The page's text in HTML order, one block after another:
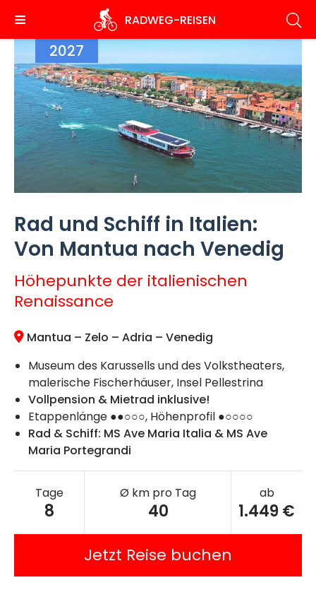
zum
Inhalt
RADWEG-REISEN
2027
Rad und Schiff in Italien:
Von Mantua nach Venedig
Höhepunkte der italienischen
Renaissance
Mantua – Zelo – Adria – Venedig
Museum des Karussells und des Volkstheaters,
malerische Fischerhäuser, Insel Pellestrina
Vollpension & Mietrad inklusive!
Etappenlänge ●●○○○, Höhenprofil ●○○○○
Rad & Schiff: MS Ave Maria Italia & MS Ave
Maria Portegrandi
Tage
8
Ø km pro Tag
40
ab
1.449 €
Jetzt Reise buchen